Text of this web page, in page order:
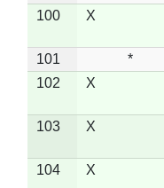
100
X
101 *
102
X
103 X
104 X